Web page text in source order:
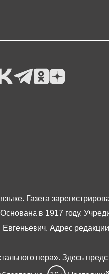
Газета
в 1917 году.
Адрес
пера». Здесь